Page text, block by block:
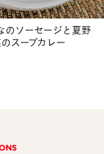
のソーセージと夏野
スープカレー